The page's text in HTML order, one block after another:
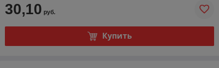
30,10 руб.
Купить